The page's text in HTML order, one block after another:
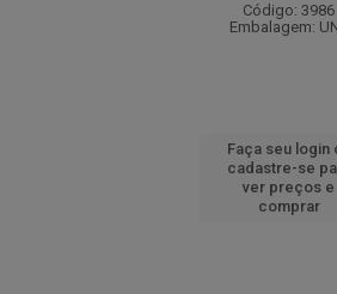
Código: 3986
Embalagem:
Faça seu login
cadastre-se
ver preços e
comprar